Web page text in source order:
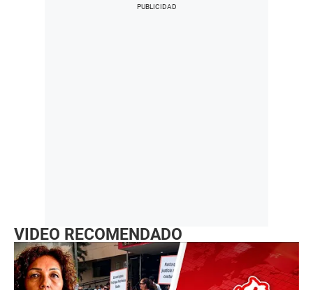
VIDEO RECOMENDADO